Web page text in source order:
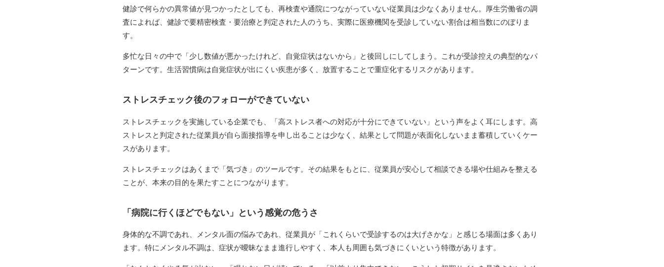
健診で何らかの異常値が見つかったとしても、再検査や通院につながっていない従業員は少なくありません。厚生労働省の調
査によれば、健診で要精密検査・要治療と判定された人のうち、実際に医療機関を受診していない割合は相当数にのぼりま
す。
多忙な日々の中で「少し数値が悪かったけれど、自覚症状はないから」と後回しにしてしまう。これが受診控えの典型的なパ
ターンです。生活習慣病は自覚症状が出にくい疾患が多く、放置することで重症化するリスクがあります。
ストレスチェック後のフォローができていない
ストレスチェックを実施している企業でも、「高ストレス者への対応が十分にできていない」という声をよく耳にします。高
ストレスと判定された従業員が自ら面接指導を申し出ることは少なく、結果として問題が表面化しないまま蓄積していくケー
スがあります。
ストレスチェックはあくまで「気づき」のツールです。その結果をもとに、従業員が安心して相談できる場や仕組みを整える
ことが、本来の目的を果たすことにつながります。
「病院に行くほどでもない」という感覚の危うさ
身体的な不調であれ、メンタル面の悩みであれ、従業員が「これくらいで受診するのは大げさかな」と感じる場面は多くあり
ます。特にメンタル不調は、症状が曖昧なまま進行しやすく、本人も周囲も気づきにくいという特徴があります。